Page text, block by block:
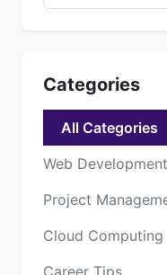
Categories
All Categories
Web Development
Project
Cloud Computing
Career Tips